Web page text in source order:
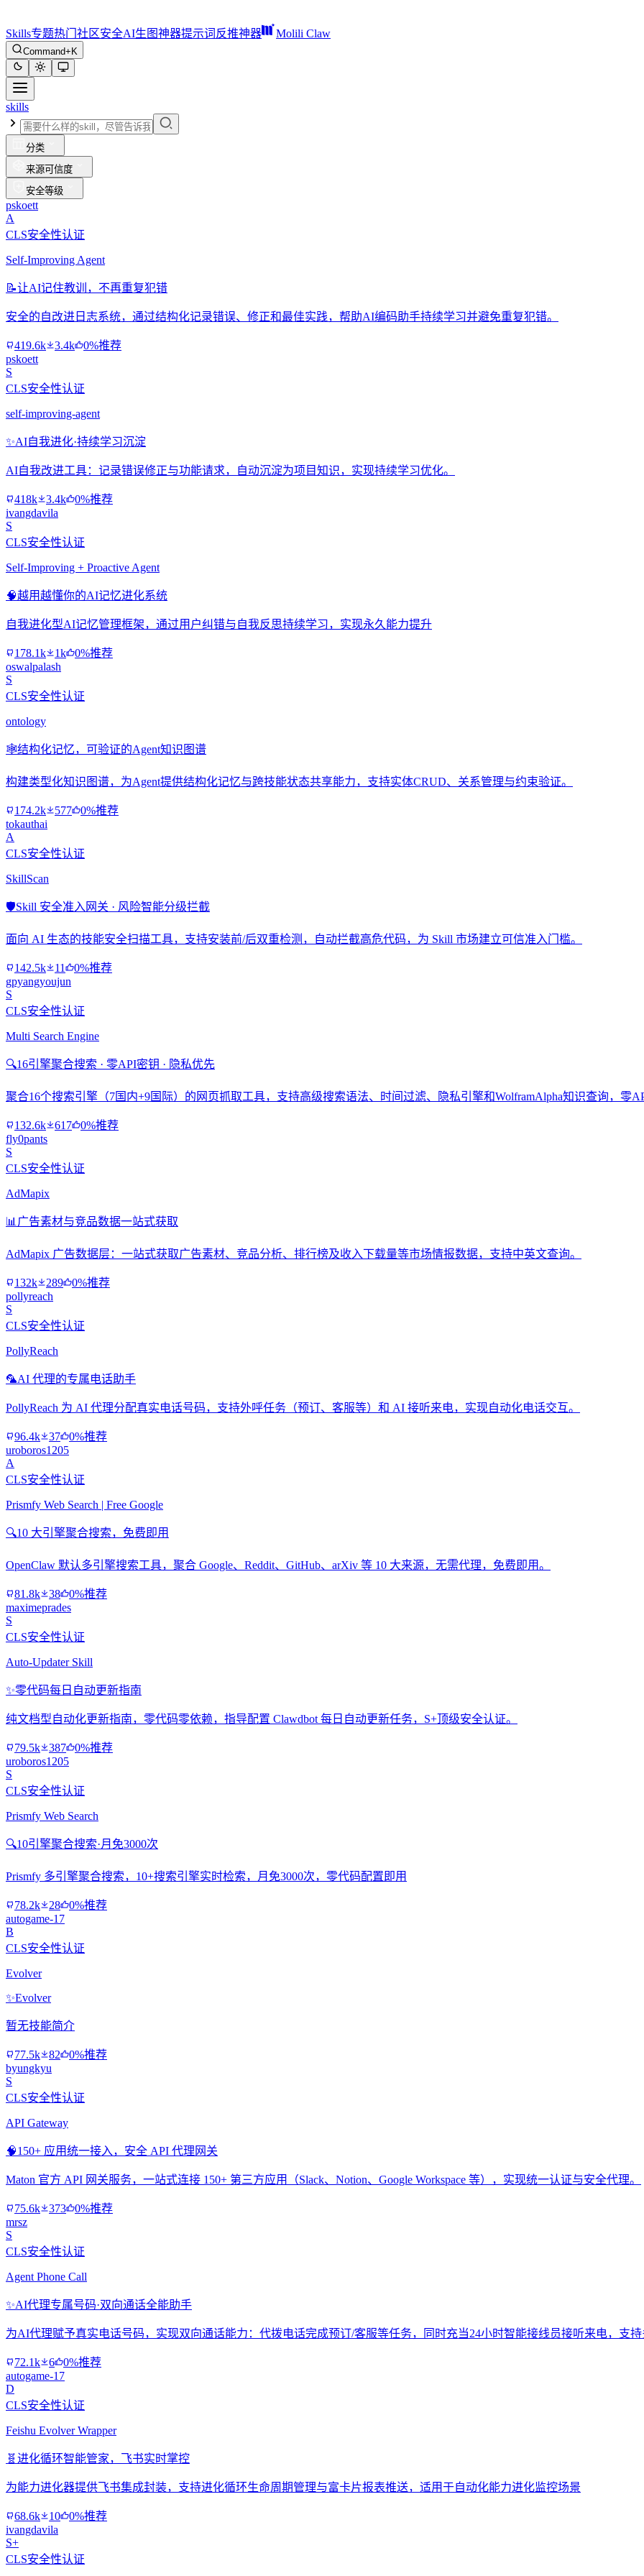
Skills专题热门 社区安全AI生图神器提示词反推神器 Molili Claw
Command+K
skills
分类
来源可信度
安全等级
pskoett
A
CLS安全性认证
Self-Improving Agent
📝让AI记住教训，不再重复犯错
安全的自改进日志系统，通过结构化记录错误、修正和最佳实践，帮助AI编码助手持续学习并避免重复犯错。
419.6k 3.4k
0%推荐
pskoett
S
CLS安全性认证
self-improving-agent
✨AI自我进化·持续学习沉淀
AI自我改进工具：记录错误修正与功能请求，自动沉淀为项目知识，实现持续学习优化。
418k 3.4k
0%推荐
ivangdavila
S
CLS安全性认证
Self-Improving + Proactive Agent
🧠越用越懂你的AI记忆进化系统
自我进化型AI记忆管理框架，通过用户纠错与自我反思持续学习，实现永久能力提升
178.1k 1k
0%推荐
oswalpalash
S
CLS安全性认证
ontology
🕸️结构化记忆，可验证的Agent知识图谱
构建类型化知识图谱，为Agent提供结构化记忆与跨技能状态共享能力，支持实体CRUD、关系管理与约束验证。
174.2k 577
0%推荐
tokauthai
A
CLS安全性认证
SkillScan
🛡️Skill 安全准入网关 · 风险智能分级拦截
面向 AI 生态的技能安全扫描工具，支持安装前/后双重检测，自动拦截高危代码，为 Skill 市场建立可信准入门槛。
142.5k 11
0%推荐
gpyangyoujun
S
CLS安全性认证
Multi Search Engine
🔍16引擎聚合搜索 · 零API密钥 · 隐私优先
聚合16个搜索引擎（7国内+9国际）的网页抓取工具，支持高级搜索语法、时间过滤、隐私引擎和WolframAlpha知识查询，零
132.6k 617
0%推荐
fly0pants
S
CLS安全性认证
AdMapix
📊 广告素材与竞品数据一站式获取
AdMapix 广告数据层：一站式获取广告素材、竞品分析、排行榜及收入下载量等市场情报数据，支持中英文查询。
132k 289
0%推荐
pollyreach
S
CLS安全性认证
PollyReach
🦜AI 代理的专属电话助手
PollyReach 为 AI 代理分配真实电话号码，支持外呼任务（预订、客服等）和 AI 接听来电，实现自动化电话交互。
96.4k 37
0%推荐
uroboros1205
A
CLS安全性认证
Prismfy Web Search | Free Google
🔍10 大引擎聚合搜索，免费即用
OpenClaw 默认多引擎搜索工具，聚合 Google、Reddit、GitHub、arXiv 等 10 大来源，无需代理，免费即用。
81.8k 38
0%推荐
maximeprades
S
CLS安全性认证
Auto-Updater Skill
✨零代码每日自动更新指南
纯文档型自动化更新指南，零代码零依赖，指导配置 Clawdbot 每日自动更新任务，S+顶级安全认证。
79.5k 387
0%推荐
uroboros1205
S
CLS安全性认证
Prismfy Web Search
🔍10引擎聚合搜索·月免3000次
Prismfy 多引擎聚合搜索，10+搜索引擎实时检索，月免3000次，零代码配置即用
78.2k 28
0%推荐
autogame-17
B
CLS安全性认证
Evolver
✨Evolver
暂无技能简介
77.5k 82
0%推荐
byungkyu
S
CLS安全性认证
API Gateway
🧠150+ 应用统一接入，安全 API 代理网关
Maton 官方 API 网关服务，一站式连接 150+ 第三方应用（Slack、Notion、Google Workspace 等），实现统一认证与安全代理。
75.6k 373
0%推荐
mrsz
S
CLS安全性认证
Agent Phone Call
✨AI代理专属号码·双向通话全能助手
为AI代理赋予真实电话号码，实现双向通话能力：代拨电话完成预订/客服等任务，同时充当24小时智能接线员接听来电，支持
72.1k 6
0%推荐
autogame-17
D
CLS安全性认证
Feishu Evolver Wrapper
🧬 进化循环智能管家，飞书实时掌控
为能力进化器提供飞书集成封装，支持进化循环生命周期管理与富卡片报表推送，适用于自动化能力进化监控场景
68.6k 10
0%推荐
ivangdavila
S+
CLS安全性认证